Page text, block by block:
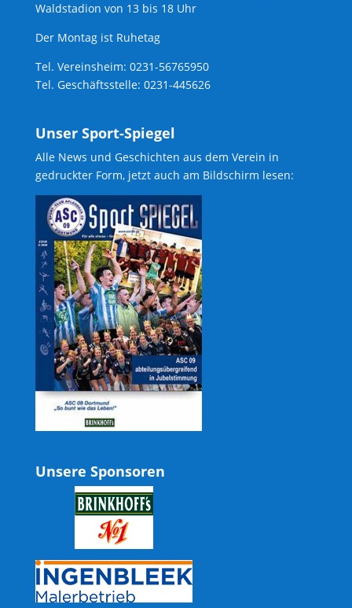
Waldstadion von 13 bis 18 Uhr
Der Montag ist Ruhetag
Tel. Vereinsheim: 0231-56765950
Tel. Geschäftsstelle: 0231-445626
Unser Sport-Spiegel
Alle News und Geschichten aus dem Verein in
gedruckter Form, jetzt auch am Bildschirm lesen:
Unsere Sponsoren